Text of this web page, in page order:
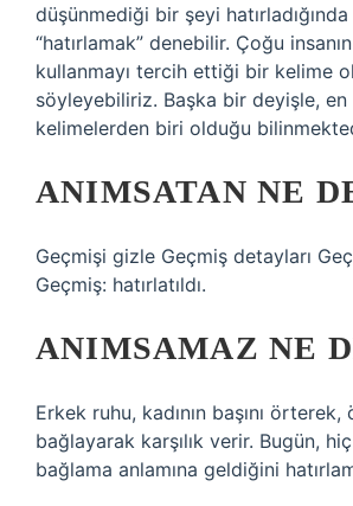
düşünmediği bir şeyi
“hatırlamak” denebilir. Çoğu
kullanmayı tercih ettiği bir kelime
söyleyebiliriz. Başka bir deyişle,
kelimelerden biri olduğu
ANIMSATAN NE
Geçmişi gizle Geçmiş detayları
Geçmiş: hatırlatıldı.
ANIMSAMAZ NE
Erkek ruhu, kadının başını
bağlayarak karşılık verir. Bugün,
bağlama anlamına geldiğini